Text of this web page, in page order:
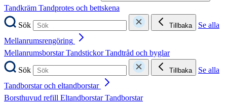
Tandkräm Tandprotes och bettskena
Sök
Tillbaka
Se alla
Mellanrumsrengöring
MellanrumsborstarTandstickorTandtråd och byglar
Sök
Tillbaka
Se alla
Tandborstar och eltandborstar
Borsthuvud refill EltandborstarTandborstar